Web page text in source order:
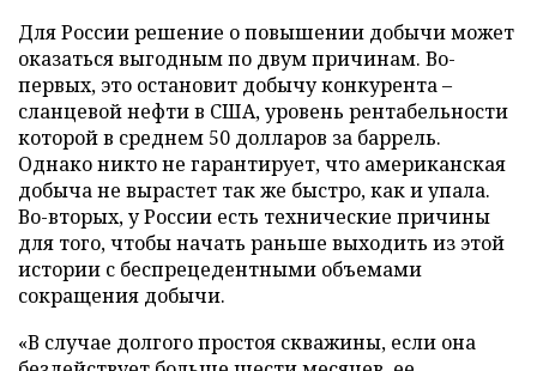
Для России решение о повышении добычи может
оказаться выгодным по двум причинам. Во-
первых, это остановит добычу конкурента –
сланцевой нефти в США, уровень рентабельности
которой в среднем 50 долларов за баррель.
Однако никто не гарантирует, что американская
добыча не вырастет так же быстро, как и упала.
Во-вторых, у России есть технические причины
для того, чтобы начать раньше выходить из этой
истории с беспрецедентными объемами
сокращения добычи.
«В случае долгого простоя скважины, если она